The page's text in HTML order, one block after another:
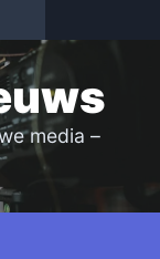
media –